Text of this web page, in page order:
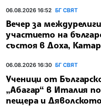
06.08.2026 16:52 БГ СВЯТ
Вечер за
участието на
състоя в Доха, Катар
06.08.2026 16:30 БГ СВЯТ
Ученици от
„Абагар“ в Италия
пещера и